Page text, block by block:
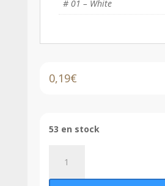
# 01 – White
0,19€
53 en stock
LEGO®